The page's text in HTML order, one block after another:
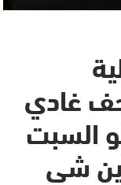
غادي
السبت
شي